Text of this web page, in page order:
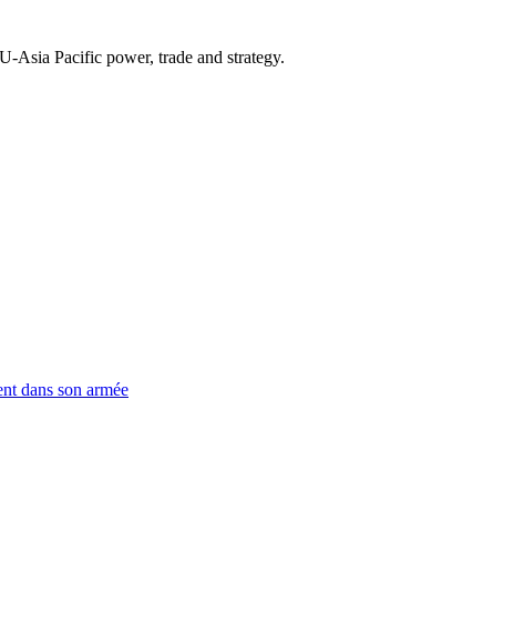
Asia Pacific power, trade and strategy.
dans son armée